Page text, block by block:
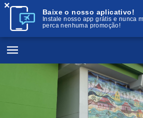
Baixe o nosso aplicativo!
Instale nosso app grátis e nunca
perca nenhuma promoção!
×